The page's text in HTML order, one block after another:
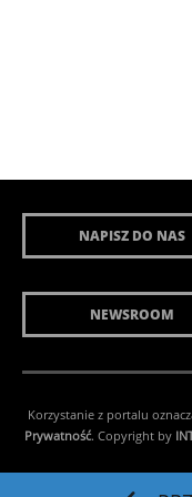
NAPISZ DO NAS
NEWSROOM
Korzystanie z portalu
Prywatność. Copyright by